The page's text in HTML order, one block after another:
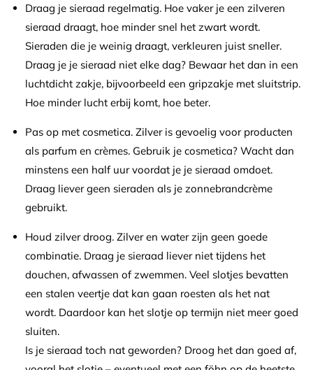
Draag je sieraad regelmatig. Hoe vaker je een zilveren
sieraad draagt, hoe minder snel het zwart wordt.
Sieraden die je weinig draagt, verkleuren juist sneller.
Draag je je sieraad niet elke dag? Bewaar het dan in een
luchtdicht zakje, bijvoorbeeld een gripzakje met sluitstrip.
Hoe minder lucht erbij komt, hoe beter.
Pas op met cosmetica. Zilver is gevoelig voor producten
als parfum en crèmes. Gebruik je cosmetica? Wacht dan
minstens een half uur voordat je je sieraad omdoet.
Draag liever geen sieraden als je zonnebrandcrème
gebruikt.
Houd zilver droog. Zilver en water zijn geen goede
combinatie. Draag je sieraad liever niet tijdens het
douchen, afwassen of zwemmen. Veel slotjes bevatten
een stalen veertje dat kan gaan roesten als het nat
wordt. Daardoor kan het slotje op termijn niet meer goed
sluiten.
Is je sieraad toch nat geworden? Droog het dan goed af,